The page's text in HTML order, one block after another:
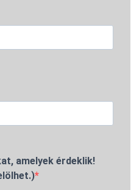
amelyek érdeklik!